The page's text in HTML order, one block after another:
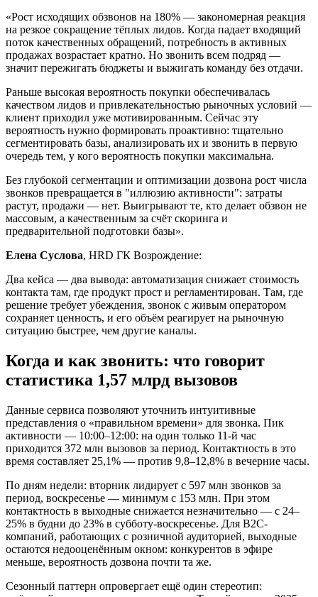
«Рост исходящих обзвонов на 180% — закономерная реакция
на резкое сокращение тёплых лидов. Когда падает входящий
поток качественных обращений, потребность в активных
продажах возрастает кратно. Но звонить всем подряд —
значит пережигать бюджеты и выжигать команду без отдачи.
Раньше высокая вероятность покупки обеспечивалась
качеством лидов и привлекательностью рыночных условий —
клиент приходил уже мотивированным. Сейчас эту
вероятность нужно формировать проактивно: тщательно
сегментировать базы, анализировать их и звонить в первую
очередь тем, у кого вероятность покупки максимальна.
Без глубокой сегментации и оптимизации дозвона рост числа
звонков превращается в "иллюзию активности": затраты
растут, продажи — нет. Выигрывают те, кто делает обзвон не
массовым, а качественным за счёт скоринга и
предварительной подготовки базы».
Елена Суслова, HRD ГК Возрождение:
Два кейса — два вывода: автоматизация снижает стоимость
контакта там, где продукт прост и регламентирован. Там, где
решение требует убеждения, звонок с живым оператором
сохраняет ценность, и его объём реагирует на рыночную
ситуацию быстрее, чем другие каналы.
Когда и как звонить: что говорит
статистика 1,57 млрд вызовов
Данные сервиса позволяют уточнить интуитивные
представления о «правильном времени» для звонка. Пик
активности — 10:00–12:00: на один только 11-й час
приходится 372 млн вызовов за период. Контактность в это
время составляет 25,1% — против 9,8–12,8% в вечерние часы.
По дням недели: вторник лидирует с 597 млн звонков за
период, воскресенье — минимум с 153 млн. При этом
контактность в выходные снижается незначительно — с 24–
25% в будни до 23% в субботу-воскресенье. Для B2C-
компаний, работающих с розничной аудиторией, выходные
остаются недооценённым окном: конкурентов в эфире
меньше, вероятность дозвона почти та же.
Сезонный паттерн опровергает ещё один стереотип: